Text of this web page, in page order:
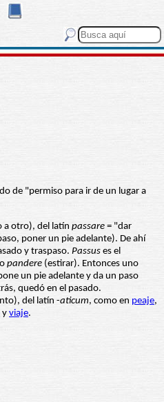
de "permiso para ir de un lugar a
a otro), del latín passare = "dar
poner un pie adelante). De ahí
y traspaso. Passus es el
pandere (estirar). Entonces uno
un pie adelante y da un paso
quedó en el pasado.
del latín -aticum, como en peaje,
y viaje.